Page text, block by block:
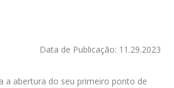
Data de Publicação: 11.29.2023
a abertura do seu primeiro ponto de